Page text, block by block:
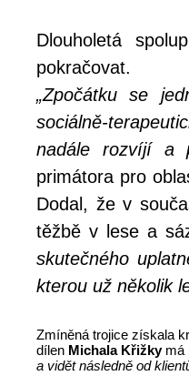
Dlouholetá
pokračovat.
„Zpočátku se
sociálně-
nadále rozvíjí a
primátora pro
Dodal, že v
těžbě v lese a
skutečného
kterou už několik
Zmíněná trojice získala
dílen Michala Křižkymá
a vidět následně od